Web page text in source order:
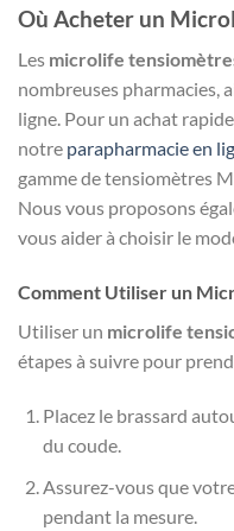
Où Acheter un
Les microlife
nombreuses pharmacies,
ligne. Pour un achat
notre parapharmacie en
gamme de tensiomètres
Nous vous proposons
vous aider à choisir le
Comment Utiliser un
Utiliser un microlife
étapes à suivre pour
Placez le brassard
du coude.
Assurez-vous que
pendant la mesure.